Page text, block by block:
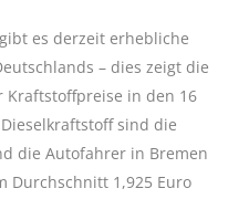
es derzeit erhebliche
– dies zeigt die
Kraftstoffpreise in den 16
sind die
die Autofahrer in Bremen
Durchschnitt 1,925 Euro